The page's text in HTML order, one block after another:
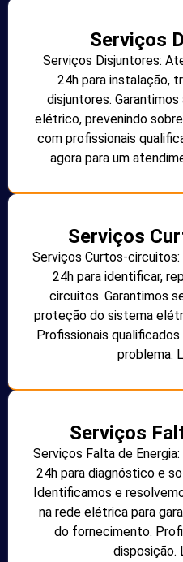
Serviços
Serviços Disjuntores:
24h para instalação,
disjuntores.
elétrico, prevenindo
com profissionais
agora para um
Serviços
Serviços Curtos-
24h para identificar,
circuitos. Garantimos
proteção do sistema
Profissionais
problema.
Serviços
Serviços Falta de
24h para diagnóstico e
Identificamos e
na rede elétrica para
do fornecimento.
disposição.